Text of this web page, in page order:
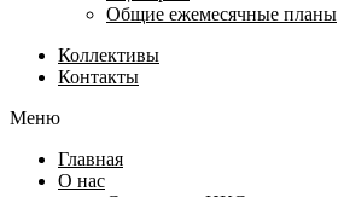
Общие ежемесячные планы
Коллективы
Контакты
Меню
Главная
О нас